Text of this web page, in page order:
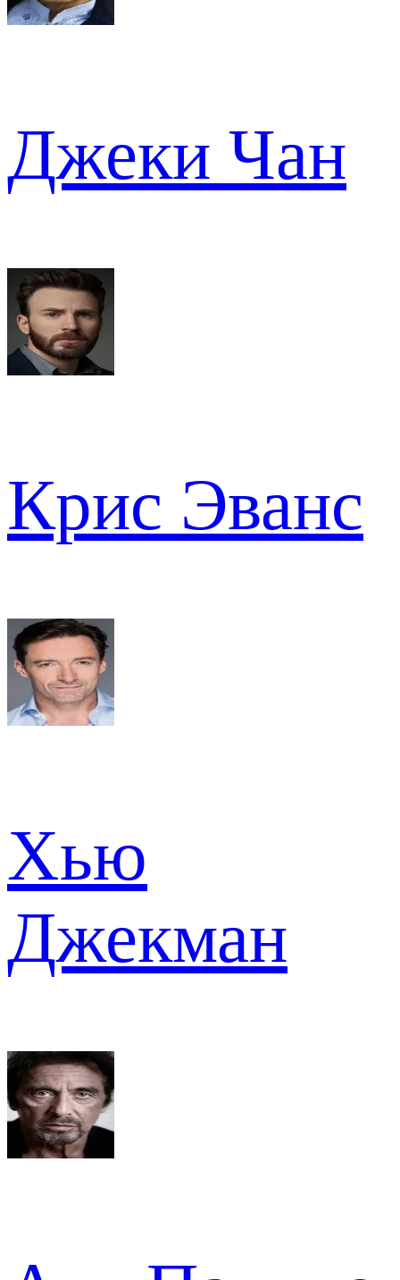
Джеки Чан
Крис Эванс
Хью
Джекман